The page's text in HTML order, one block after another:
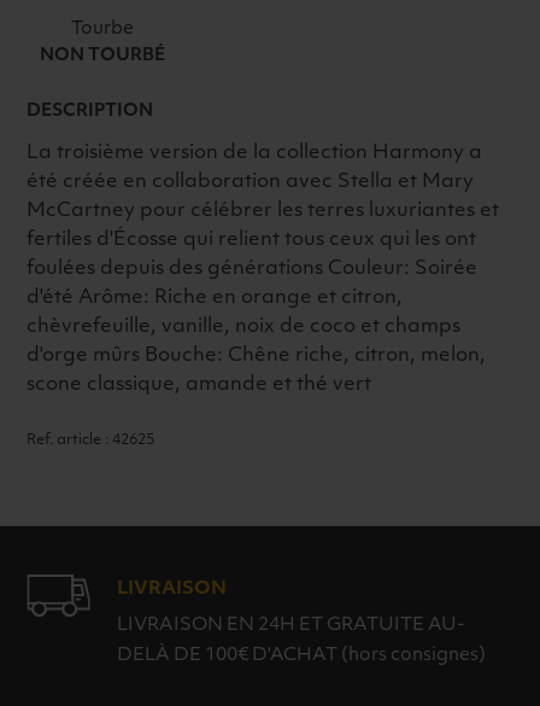
44.2°
70CL
Tourbe
NON TOURBÉ
DESCRIPTION
La troisième version de la collection Harmony a
été créée en collaboration avec Stella et Mary
McCartney pour célébrer les terres luxuriantes et
fertiles d'Écosse qui relient tous ceux qui les ont
foulées depuis des générations Couleur: Soirée
d'été Arôme: Riche en orange et citron,
chèvrefeuille, vanille, noix de coco et champs
d'orge mûrs Bouche: Chêne riche, citron, melon,
scone classique, amande et thé vert
Ref. article : 42625
LIVRAISON
LIVRAISON EN 24H ET GRATUITE AU-
DELÀ DE 100€ D'ACHAT (hors consignes)